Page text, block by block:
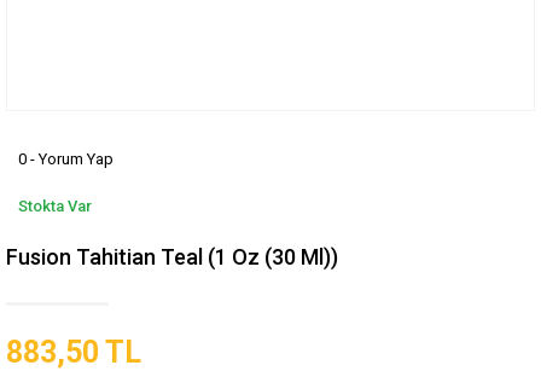
0 - Yorum Yap
Stokta Var
Fusion Tahitian Teal (1 Oz (30 Ml))
883,50 TL